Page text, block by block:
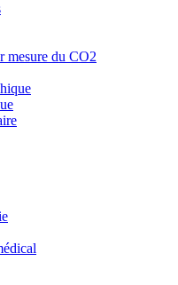
mesure du CO2